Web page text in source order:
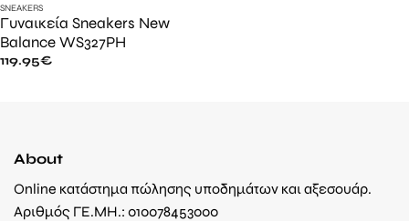
SNEAKERS
Γυναικεία Sneakers New
Balance WS327PH
119.95€
About
Online κατάστημα πώλησης υποδημάτων και αξεσουάρ.
Αριθμός ΓΕ.ΜΗ.: 010078453000